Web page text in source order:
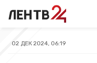
02 ДЕК 2024, 06:19